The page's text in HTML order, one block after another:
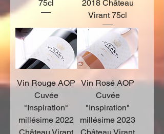
75cl
2018 Château
Virant 75cl
Vin Rouge AOP
Cuvée
"Inspiration"
millésime 2022
Château Virant
Vin Rosé AOP
Cuvée
"Inspiration"
millésime 2023
Château Virant